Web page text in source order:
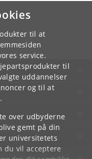
til at
service.
til
uddannelser
og til at
over udbyderne
gemt på din
universitetets
du vil acceptere